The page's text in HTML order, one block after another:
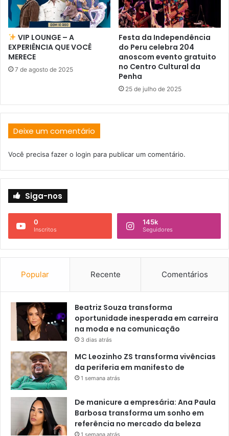
VIP LOUNGE – A
EXPERIÊNCIA QUE VOCÊ
MERECE
7 de agosto de 2025
Festa da Independência
do Peru celebra 204
anoscom evento gratuito
no Centro Cultural da
Penha
25 de julho de 2025
Deixe um comentário
Você precisa fazer o login para publicar um comentário.
Siga-nos
0
Inscritos
145k
Seguidores
Popular Recente Comentários
Beatriz Souza transforma
oportunidade inesperada em carreira
na moda e na comunicação
3 dias atrás
MC Leozinho ZS transforma vivências
da periferia em manifesto de
1 semana atrás
De manicure a empresária: Ana Paula
Barbosa transforma um sonho em
referência no mercado da beleza
1 semana atrás